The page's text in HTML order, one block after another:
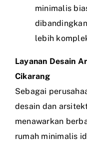
minimalis
lebih
Layanan Desain
Cikarang
Sebagai
desain dan
menawarkan
rumah minimalis